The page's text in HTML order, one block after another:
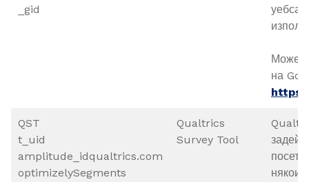
_gid
на
QST
t_uid
amplitude_idqualtrics.com
optimizelySegments
Qualtrics
Survey Tool
някои